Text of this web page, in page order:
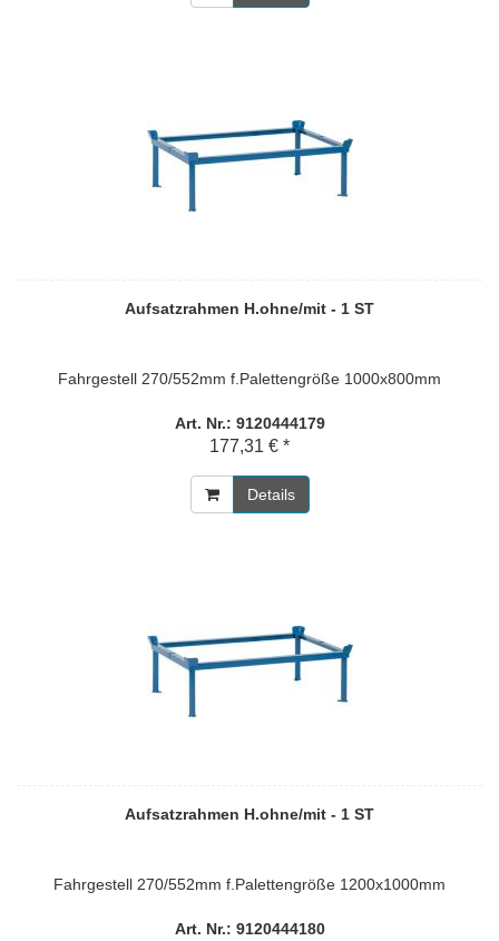
Aufsatzrahmen H.ohne/mit - 1 ST
Fahrgestell 270/552mm f.Palettengröße 1000x800mm
Art. Nr.: 9120444179
177,31 € *
Details
Aufsatzrahmen H.ohne/mit - 1 ST
Fahrgestell 270/552mm f.Palettengröße 1200x1000mm
Art. Nr.: 9120444180